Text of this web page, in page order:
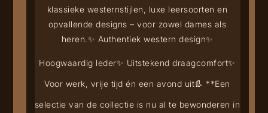
klassieke westernstijlen, luxe leersoorten en
opvallende designs – voor zowel dames als
heren.✨ Authentiek western design✨
Hoogwaardig leder✨ Uitstekend draagcomfort✨
Voor werk, vrije tijd én een avond uit👢 **Een
selectie van de collectie is nu al te bewonderen in